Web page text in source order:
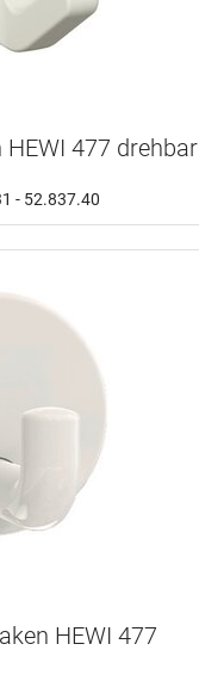
HEWI 477 drehbar
- 52.837.40
HEWI 477